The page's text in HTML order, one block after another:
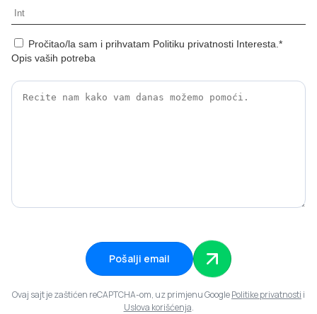
Pročitao/la sam i prihvatam Politiku privatnosti Interesta.*
Opis vaših potreba
Pošalji email
Ovaj sajt je zaštićen reCAPTCHA-om, uz primjenu GooglePolitike privatnosti i
Uslova korišćenja.